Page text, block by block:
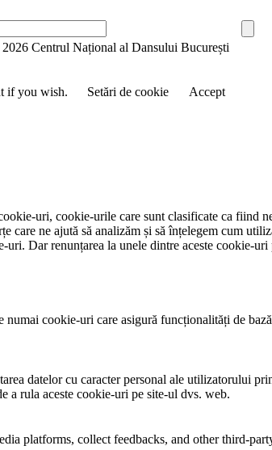
Centrul Național al Dansului București
if you wish. Setări de cookie Accept
uri, cookie-urile care sunt clasificate ca fiind
ne ajută să analizăm și să înțelegem cum
Dar renunțarea la unele dintre aceste cookie-
cookie-uri care asigură funcționalități de
datelor cu caracter personal ale utilizatorului
a rula aceste cookie-uri pe site-ul dvs. web.
platforms, collect feedbacks, and other third-